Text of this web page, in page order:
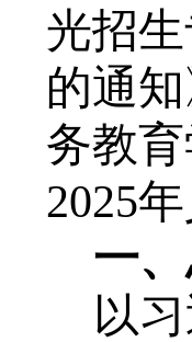
光招
的通
务教
2025
一、
以